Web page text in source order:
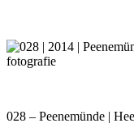
028 – Peenemünde |